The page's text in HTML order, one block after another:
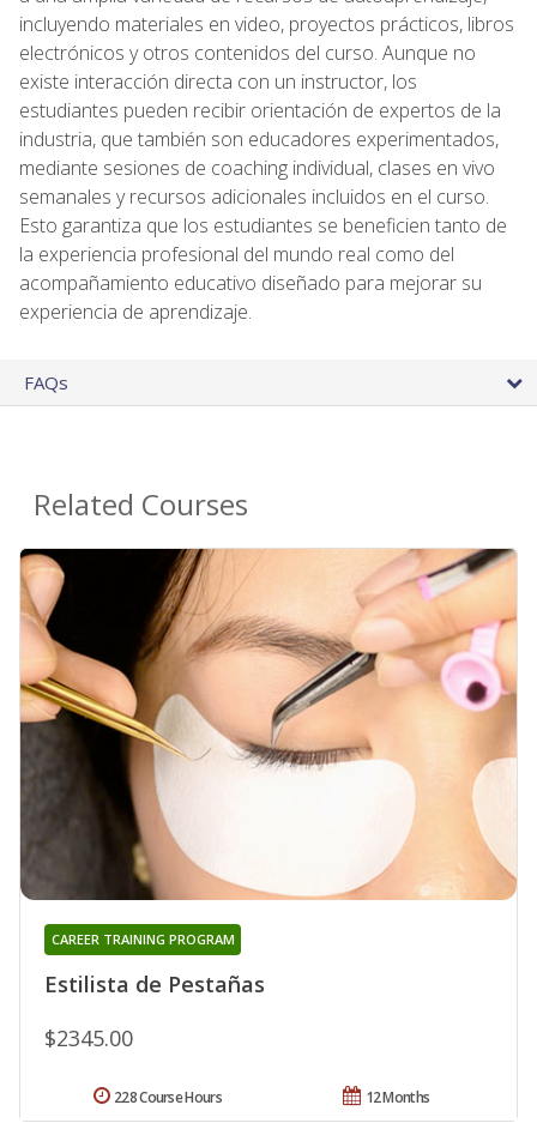
incluyendo materiales en video, proyectos prácticos, libros
electrónicos y otros contenidos del curso. Aunque no
existe interacción directa con un instructor, los
estudiantes pueden recibir orientación de expertos de la
industria, que también son educadores experimentados,
mediante sesiones de coaching individual, clases en vivo
semanales y recursos adicionales incluidos en el curso.
Esto garantiza que los estudiantes se beneficien tanto de
la experiencia profesional del mundo real como del
acompañamiento educativo diseñado para mejorar su
experiencia de aprendizaje.
FAQs
Related Courses
Estilista de Pestañas
CAREER TRAINING PROGRAM
$2345.00
12 Months
228 Course Hours